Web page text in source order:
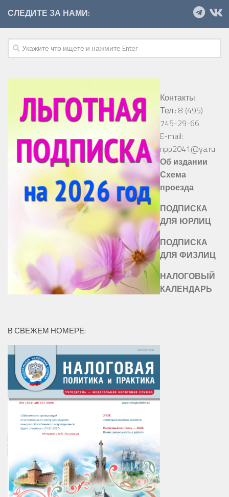
СЛЕДИТЕ ЗА НАМИ:
Контакты:
Тел.: 8 (495)
745-29-66
E-mail:
npp2041@ya.ru
Об издании
Схема
проезда
ПОДПИСКА
ДЛЯ ЮРЛИЦ
ПОДПИСКА
ДЛЯ ФИЗЛИЦ
НАЛОГОВЫЙ
КАЛЕНДАРЬ
В СВЕЖЕМ НОМЕРЕ: